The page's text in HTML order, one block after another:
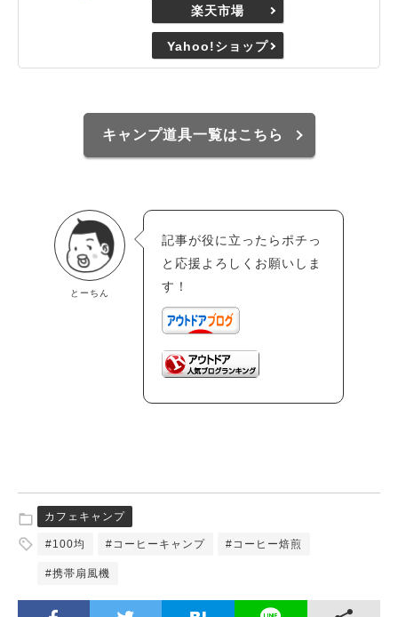
楽天市場
Yahoo!ショップ
キャンプ道具一覧はこちら
とーちん
記事が役に立ったらポチっ
と応援よろしくお願いしま
す！
カフェキャンプ
#100均 #コーヒーキャンプ #コーヒー焙煎
#携帯扇風機